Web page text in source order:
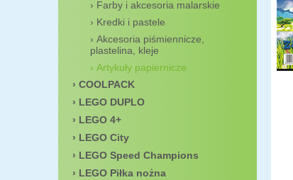
Farby i akcesoria malarskie
Kredki i pastele
Akcesoria piśmiennicze,
plastelina, kleje
Artykuły papiernicze
COOLPACK
LEGO DUPLO
LEGO 4+
LEGO City
LEGO Speed Champions
LEGO Piłka nożna